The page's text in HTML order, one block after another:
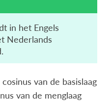
in het Engels
Nederlands
van de basislaag
van de menglaag